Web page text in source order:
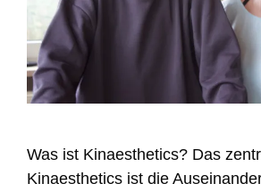
Was ist Kinaesthetics? Das
Kinaesthetics ist die